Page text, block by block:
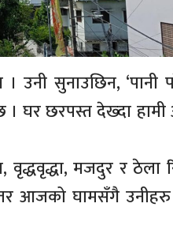
। उनी सुनाउछिन,
। घर छरपस्त देख्दा
मजदुर र ठेला
आजको घामसँगै